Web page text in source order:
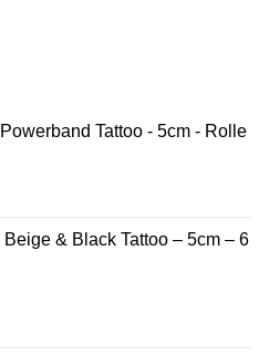
Tattoo - 5cm - Rolle
Beige & Black Tattoo – 5cm – 6